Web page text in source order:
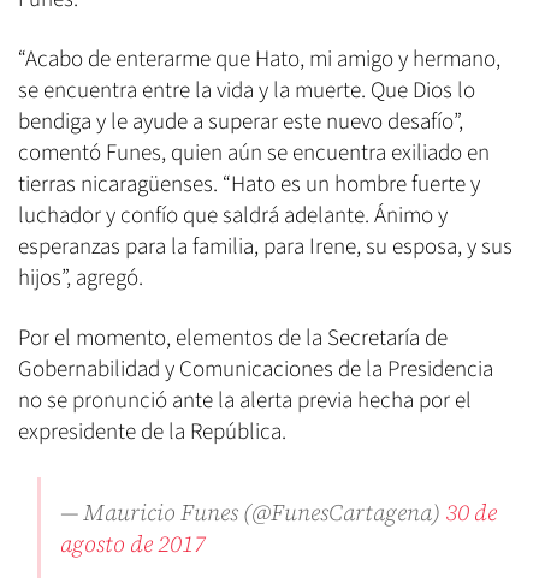
“Acabo de enterarme que Hato, mi amigo y hermano,
se encuentra entre la vida y la muerte. Que Dios lo
bendiga y le ayude a superar este nuevo desafío”,
comentó Funes, quien aún se encuentra exiliado en
tierras nicaragüenses. “Hato es un hombre fuerte y
luchador y confío que saldrá adelante. Ánimo y
esperanzas para la familia, para Irene, su esposa, y sus
hijos”, agregó.
Por el momento, elementos de la Secretaría de
Gobernabilidad y Comunicaciones de la Presidencia
no se pronunció ante la alerta previa hecha por el
expresidente de la República.
— Mauricio Funes (@FunesCartagena) 30 de
agosto de 2017